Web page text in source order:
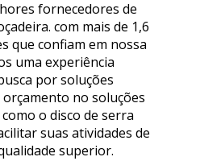
fornecedores de
com mais de 1,6
que confiam em nossa
uma experiência
por soluções
no soluções
o disco de serra
suas atividades de
superior.